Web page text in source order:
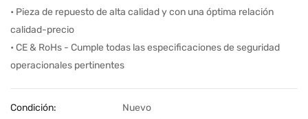
• Pieza de repuesto de alta calidad y con una óptima relación
calidad-precio
• CE & RoHs - Cumple todas las especificaciones de seguridad
operacionales pertinentes
Condición:
Nuevo